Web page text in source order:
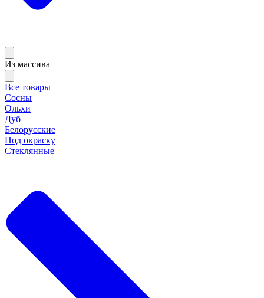
Из массива
Все товары
Сосны
Ольхи
Дуб
Белорусские
Под окраску
Стеклянные